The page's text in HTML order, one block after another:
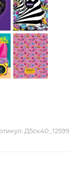
Д5ск40_12599